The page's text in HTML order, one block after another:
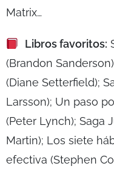
Matrix…
Libros favoritos:
(Brandon
(Diane Setterfield);
Larsson); Un paso
(Peter Lynch); Saga
Martin); Los siete
efectiva (Stephen